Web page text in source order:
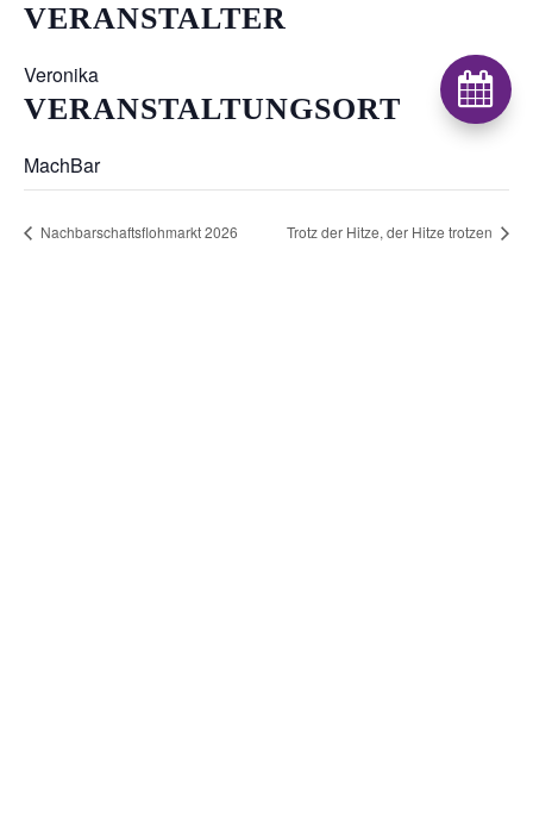

VERANSTALTUNGSORT
MachBar
VERANSTALTER
Veronika
Nachbarschaftsflohmarkt 2026 Trotz der Hitze, der Hitze trotzen